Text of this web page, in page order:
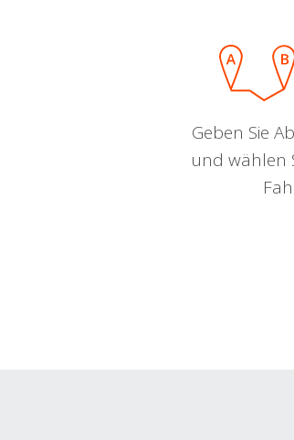
Geben Sie
und wählen